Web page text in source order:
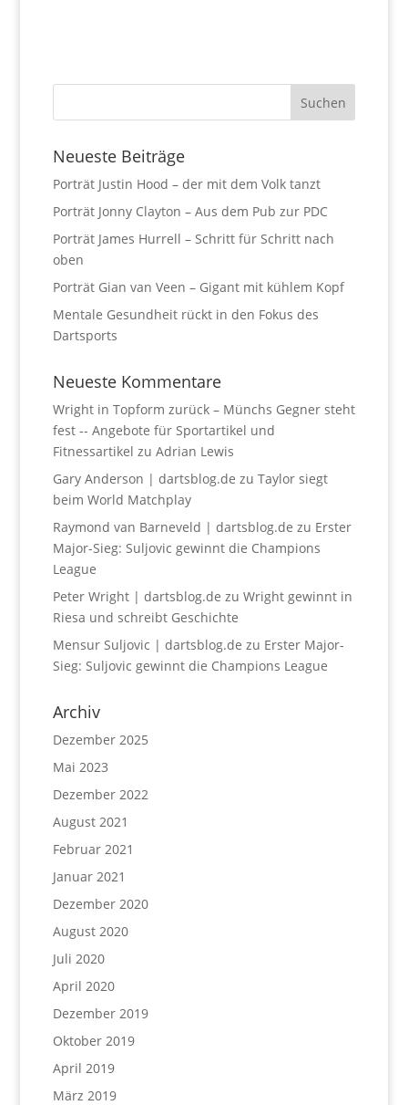
Neueste Beiträge
Porträt Justin Hood – der mit dem Volk tanzt
Porträt Jonny Clayton – Aus dem Pub zur PDC
Porträt James Hurrell – Schritt für Schritt nach
oben
Porträt Gian van Veen – Gigant mit kühlem Kopf
Mentale Gesundheit rückt in den Fokus des
Dartsports
Neueste Kommentare
Wright in Topform zurück – Münchs Gegner steht
fest -- Angebote für Sportartikel und
Fitnessartikel zu Adrian Lewis
Gary Anderson | dartsblog.de zu Taylor siegt
beim World Matchplay
Raymond van Barneveld | dartsblog.de zu Erster
Major-Sieg: Suljovic gewinnt die Champions
League
Peter Wright | dartsblog.de zu Wright gewinnt in
Riesa und schreibt Geschichte
Mensur Suljovic | dartsblog.de zu Erster Major-
Sieg: Suljovic gewinnt die Champions League
Archiv
Dezember 2025
Mai 2023
Dezember 2022
August 2021
Februar 2021
Januar 2021
Dezember 2020
August 2020
Juli 2020
April 2020
Dezember 2019
Oktober 2019
April 2019
März 2019